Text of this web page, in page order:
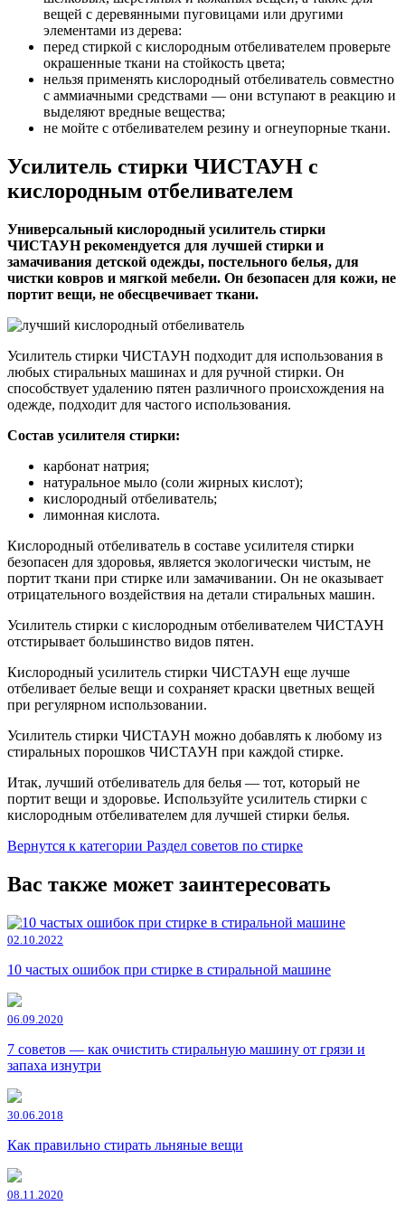
вещей с деревянными пуговицами или другими
элементами из дерева:
перед стиркой с кислородным отбеливателем проверьте
окрашенные ткани на стойкость цвета;
нельзя применять кислородный отбеливатель совместно
с аммиачными средствами — они вступают в реакцию и
выделяют вредные вещества;
не мойте с отбеливателем резину и огнеупорные ткани.
Усилитель стирки ЧИСТАУН с
кислородным отбеливателем
Универсальный кислородный усилитель стирки
ЧИСТАУН рекомендуется для лучшей стирки и
замачивания детской одежды, постельного белья, для
чистки ковров и мягкой мебели. Он безопасен для кожи, не
портит вещи, не обесцвечивает ткани.
Усилитель стирки ЧИСТАУН подходит для использования в
любых стиральных машинах и для ручной стирки. Он
способствует удалению пятен различного происхождения на
одежде, подходит для частого использования.
Состав усилителя стирки:
карбонат натрия;
натуральное мыло (соли жирных кислот);
кислородный отбеливатель;
лимонная кислота.
Кислородный отбеливатель в составе усилителя стирки
безопасен для здоровья, является экологически чистым, не
портит ткани при стирке или замачивании. Он не оказывает
отрицательного воздействия на детали стиральных машин.
Усилитель стирки с кислородным отбеливателем ЧИСТАУН
отстирывает большинство видов пятен.
Кислородный усилитель стирки ЧИСТАУН еще лучше
отбеливает белые вещи и сохраняет краски цветных вещей
при регулярном использовании.
Усилитель стирки ЧИСТАУН можно добавлять к любому из
стиральных порошков ЧИСТАУН при каждой стирке.
Итак, лучший отбеливатель для белья — тот, который не
портит вещи и здоровье. Используйте усилитель стирки с
кислородным отбеливателем для лучшей стирки белья.
Вернутся к категории Раздел советов по стирке
Вас также может заинтересовать
02.10.2022
10 частых ошибок при стирке в стиральной машине
06.09.2020
7 советов — как очистить стиральную машину от грязи и
запаха изнутри
30.06.2018
Как правильно стирать льняные вещи
08.11.2020